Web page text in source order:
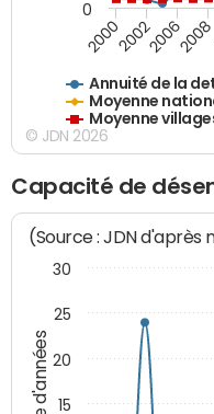
Annuité de la
Moyenne
Moyenne
2000200220062008
0
© JDN 2026
Capacité de
(Source : JDN d'après
15
20
25
30